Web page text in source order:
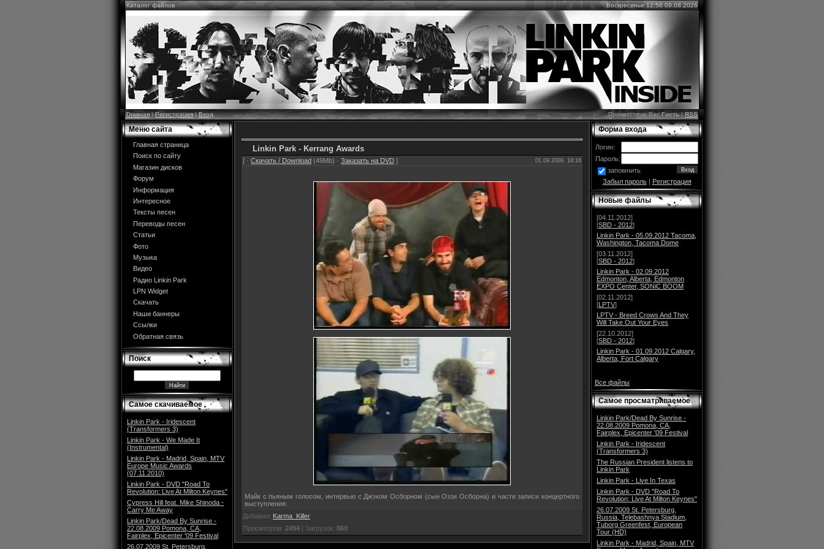
Каталог файлов Воскресенье 12:56 09.08.2026
Главная|Регистрация|Вход Приветствую ВасГость|RSS
Меню сайта
Главная страница
Поиск по сайту
Магазин дисков
Форум
Информация
Интересное
Тексты песен
Переводы песен
Статьи
Фото
Музыка
Видео
Радио Linkin Park
LPN Widget
Скачать
Наши баннеры
Ссылки
Обратная связь
Поиск
Самое скачиваемое
Linkin Park - Iridescent
(Transformers 3)
Linkin Park - We Made It
(Instrumental)
Linkin Park - Madrid, Spain, MTV
Europe Music Awards
(07.11.2010)
Linkin Park - DVD "Road To
Revolution: Live At Milton Keynes"
Cypress Hill feat. Mike Shinoda -
Carry Me Away
Linkin Park/Dead By Sunrise -
22.08.2009 Pomona, CA,
Fairplex, Epicenter '09 Festival
26.07.2009 St. Petersburg,
Linkin Park - Kerrang Awards
[ · Скачать / Download (49Mb) · Заказать на DVD ] 01.09.2009, 18:16
Майк с пьяным голосом, интервью с Джэком Осборном (сын Оззи Осборна) и части записи концертного
выступления.
Добавил: Karma_Killer
Просмотров: 2494 | Загрузок: 860
Форма входа
Логин:
Пароль:
запомнить
Забыл пароль| Регистрация
Новые файлы
[04.11.2012]
[SBD - 2012]
Linkin Park - 05.09.2012 Tacoma,
Washington, Tacoma Dome
[03.11.2012]
[SBD - 2012]
Linkin Park - 02.09.2012
Edmonton, Alberta, Edmonton
EXPO Center, SONiC BOOM
[02.11.2012]
[LPTV]
LPTV - Breed Crows And They
Will Take Out Your Eyes
[22.10.2012]
[SBD - 2012]
Linkin Park - 01.09.2012 Calgary,
Alberta, Fort Calgary
Все файлы
Самое просматриваемое
Linkin Park/Dead By Sunrise -
22.08.2009 Pomona, CA,
Fairplex, Epicenter '09 Festival
Linkin Park - Iridescent
(Transformers 3)
The Russian President listens to
Linkin Park
Linkin Park - Live In Texas
Linkin Park - DVD "Road To
Revolution: Live At Milton Keynes"
26.07.2009 St. Petersburg,
Russia, Telebashnya Stadium,
Tuborg Greenfest, European
Tour (HD)
Linkin Park - Madrid, Spain, MTV